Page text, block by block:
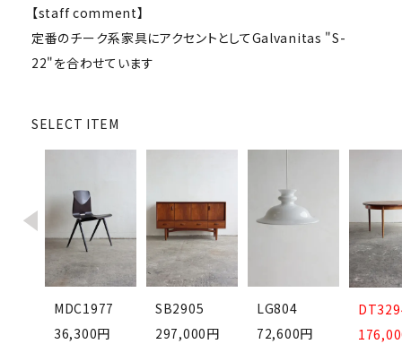
照明
雑貨
BRAND
お気に入りリスト
卸販売
【staff comment】
定番のチーク系家具にアクセントとしてGalvanitas "S-
22"を合わせています
SELECT ITEM
MDC1977
36,300円
SB2905
297,000円
LG804
72,600円